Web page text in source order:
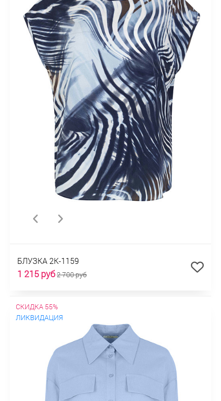
БЛУЗКА 2К-1159
1 215 руб2 700 руб
СКИДКА 55%
ЛИКВИДАЦИЯ